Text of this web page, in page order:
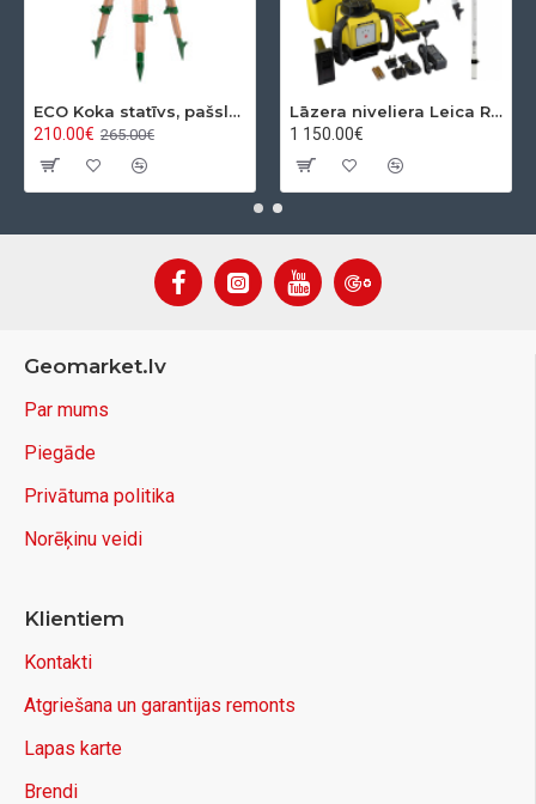
ECO Koka statīvs, pašslēdzošs, ar apaļo pamatni
210.00€ 265.00€
Lāzera niveliera Leica Rugby 610 + Rod eye 120 Basic komplekts
1 150.00€
Geomarket.lv
Par mums
Piegāde
Privātuma politika
Norēķinu veidi
Klientiem
Kontakti
Atgriešana un garantijas remonts
Lapas karte
Brendi